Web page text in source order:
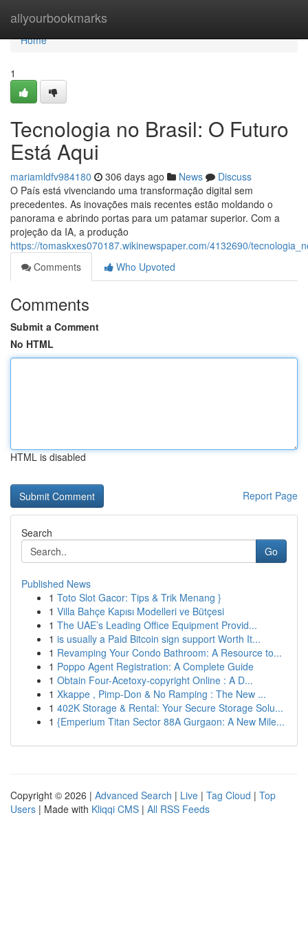
allyourbookmarks
Home
Home
1
Tecnologia no Brasil: O Futuro
Está Aqui
mariamldfv984180 306 days ago News
Discuss
O País está vivenciando uma transformação digital sem
precedentes. As inovações mais recentes estão moldando o
panorama e abrindo portas para um patamar superior. Com a
projeção da IA, a produção
https://tomaskxes070187.wikinewspaper.com/4132690/
Comments
Who Upvoted
Comments
Submit a Comment
No HTML
HTML is disabled
Report Page
Search
Go
Published News
1 Toto Slot Gacor: Tips & Trik Menang }
1 Villa Bahçe Kapısı Modelleri ve Bütçesi
1 The UAE’s Leading Office Equipment Provid...
1 is usually a Paid Bitcoin sign support Worth It...
1 Revamping Your Condo Bathroom: A Resource to...
1 Poppo Agent Registration: A Complete Guide
1 Obtain Four-Acetoxy-copyright Online : A D...
1 Xkappe , Pimp-Don & No Ramping : The New ...
1 402K Storage & Rental: Your Secure Storage Solu...
1 {Emperium Titan Sector 88A Gurgaon: A New Mile...
Copyright © 2026 | Advanced Search | Live | Tag Cloud | Top
Users | Made with Kliqqi CMS | All RSS Feeds